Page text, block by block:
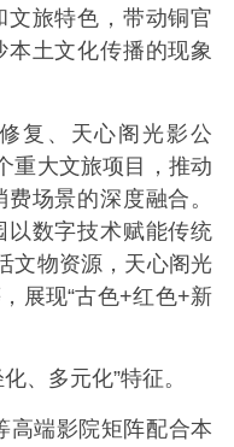
旅特色，带动铜官
土文化传播的现象
复、天心阁光影公
重大文旅项目，推动
场景的深度融合。
以数字技术赋能传统
文物资源，天心阁光
展现“古色+红色+新
、多元化”特征。
高端影院矩阵配合本